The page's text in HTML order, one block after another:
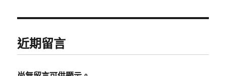
近期留言